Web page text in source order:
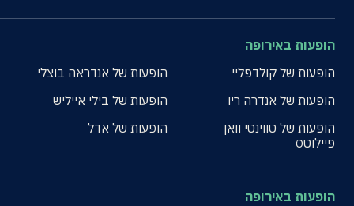
הופעות באירופה
הופעות של קולדפליי
הופעות של אנדראה בוצלי
הופעות של אנדרה ריו
הופעות של בילי אייליש
הופעות של טווינטי וואן
פיילוטס
הופעות של אדל
הופעות באירופה